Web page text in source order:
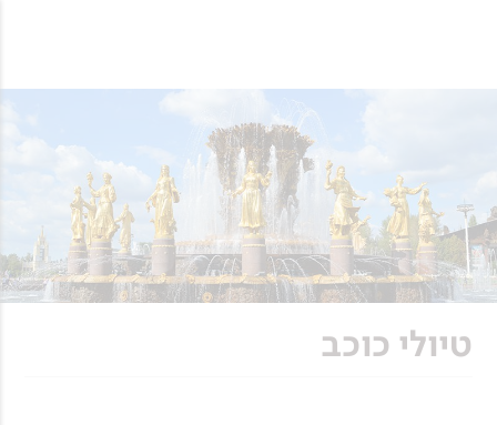
טיולי כוכב